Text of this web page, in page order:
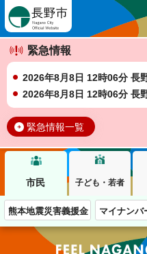
緊急情報
2026年8月8日 12時06分 長
2026年8月8日 12時06分 長
緊急情報一覧
市民 子ども・若者
熊本地震災害義援金 マイナンバ
この街で、わた